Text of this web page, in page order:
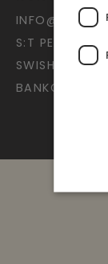
S:T
SWISH: 123
BANKGIRO: